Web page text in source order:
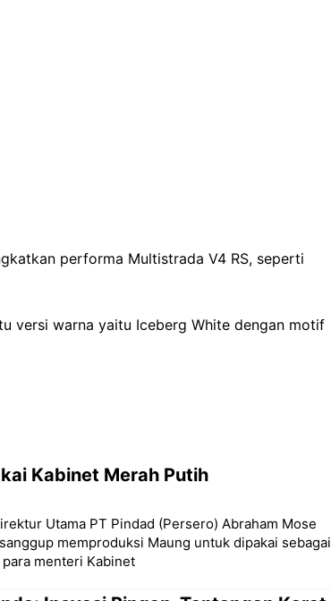
performa Multistrada V4 RS, seperti
versi warna yaitu Iceberg White dengan motif
Kabinet Merah Putih
Utama PT Pindad (Persero) Abraham Mose
memproduksi Maung untuk dipakai sebagai
menteri Kabinet